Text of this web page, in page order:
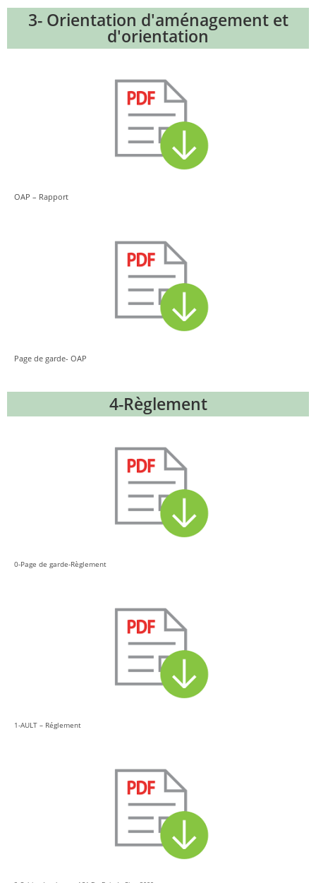
3- Orientation d'aménagement et
d'orientation
OAP – Rapport
Page de garde- OAP
4-Règlement
0-Page de garde-Règlement
1-AULT – Réglement